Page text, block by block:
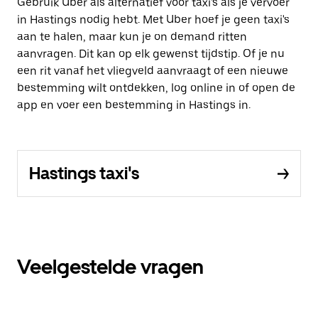
in Hastings nodig hebt. Met Uber hoef je geen taxi's
aan te halen, maar kun je on demand ritten
aanvragen. Dit kan op elk gewenst tijdstip. Of je nu
een rit vanaf het vliegveld aanvraagt of een nieuwe
bestemming wilt ontdekken, log online in of open de
app en voer een bestemming in Hastings in.
Hastings taxi's
Veelgestelde vragen